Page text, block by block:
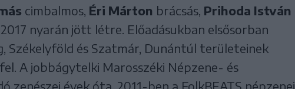
cimbalmos, Éri Márton brácsás, Prihoda István
nyarán jött létre. Előadásukban elsősorban
Székelyföld és Szatmár, Dunántúl területeinek
A jobbágytelki Marosszéki Népzene- és
zenészei évek óta. 2011-ben a FolkBEATS népzenei